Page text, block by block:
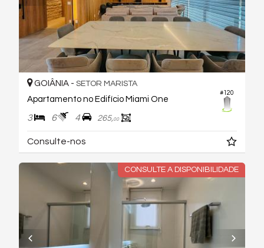
#120
GOIÂNIA - SETOR MARISTA
Apartamento no Edifício Miami One
3 6 4 265,00
Consulte-nos
CONSULTE A DISPONIBILIDADE